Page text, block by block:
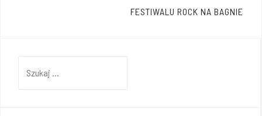
FESTIWALU ROCK NA BAGNIE